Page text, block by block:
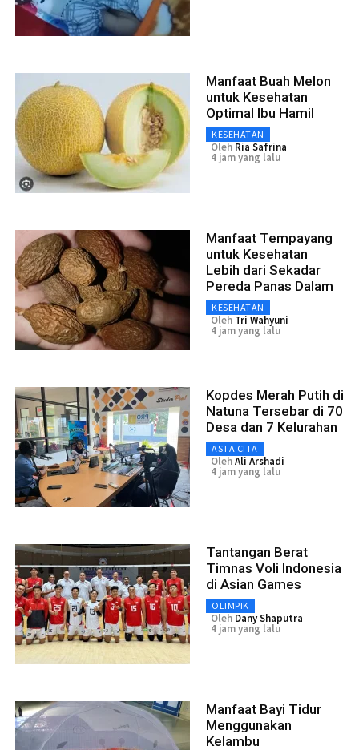
Manfaat Buah Melon
untuk Kesehatan
Optimal Ibu Hamil
KESEHATAN
Oleh Ria Safrina
4 jam yang lalu
Manfaat Tempayang
untuk Kesehatan
Lebih dari Sekadar
Pereda Panas Dalam
KESEHATAN
Oleh Tri Wahyuni
4 jam yang lalu
Kopdes Merah Putih di
Natuna Tersebar di 70
Desa dan 7 Kelurahan
ASTA CITA
OlehAli Arshadi
4 jam yang lalu
Tantangan Berat
Timnas Voli Indonesia
di Asian Games
OLIMPIK
Oleh Dany Shaputra
4 jam yang lalu
Manfaat Bayi Tidur
Menggunakan
Kelambu